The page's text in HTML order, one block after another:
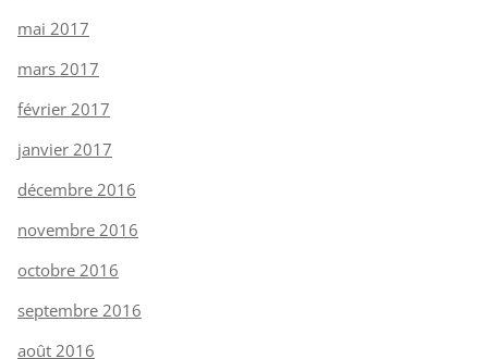
mai 2017
mars 2017
février 2017
janvier 2017
décembre 2016
novembre 2016
octobre 2016
septembre 2016
août 2016